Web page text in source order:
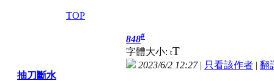
TOP
抽刀斷水
848#
字體大小: tT
2023/6/2 12:27| 只看該作者 | 翻